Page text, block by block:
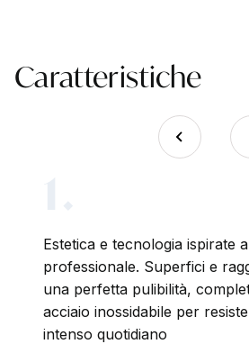
Caratteristiche
Estetica e tecnologia ispirate
professionale. Superfici e
una perfetta pulibilità,
acciaio inossidabile per
intenso quotidiano